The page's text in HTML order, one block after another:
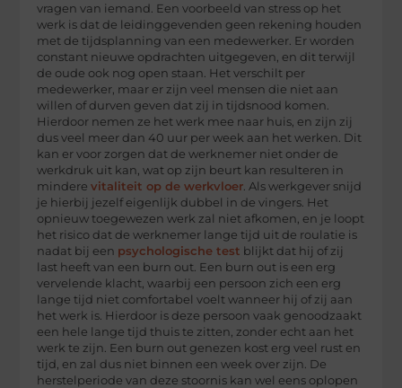
vragen van iemand. Een voorbeeld van stress op het
werk is dat de leidinggevenden geen rekening houden
met de tijdsplanning van een medewerker. Er worden
constant nieuwe opdrachten uitgegeven, en dit terwijl
de oude ook nog open staan. Het verschilt per
medewerker, maar er zijn veel mensen die niet aan
willen of durven geven dat zij in tijdsnood komen.
Hierdoor nemen ze het werk mee naar huis, en zijn zij
dus veel meer dan 40 uur per week aan het werken. Dit
kan er voor zorgen dat de werknemer niet onder de
werkdruk uit kan, wat op zijn beurt kan resulteren in
minderevitaliteit op de werkvloer . Als werkgever snijd
je hierbij jezelf eigenlijk dubbel in de vingers. Het
opnieuw toegewezen werk zal niet afkomen, en je loopt
het risico dat de werknemer lange tijd uit de roulatie is
nadat bij een psychologische test blijkt dat hij of zij
last heeft van een burn out. Een burn out is een erg
vervelende klacht, waarbij een persoon zich een erg
lange tijd niet comfortabel voelt wanneer hij of zij aan
het werk is. Hierdoor is deze persoon vaak genoodzaakt
een hele lange tijd thuis te zitten, zonder echt aan het
werk te zijn. Een burn out genezen kost erg veel rust en
tijd, en zal dus niet binnen een week over zijn. De
herstelperiode van deze stoornis kan wel eens oplopen